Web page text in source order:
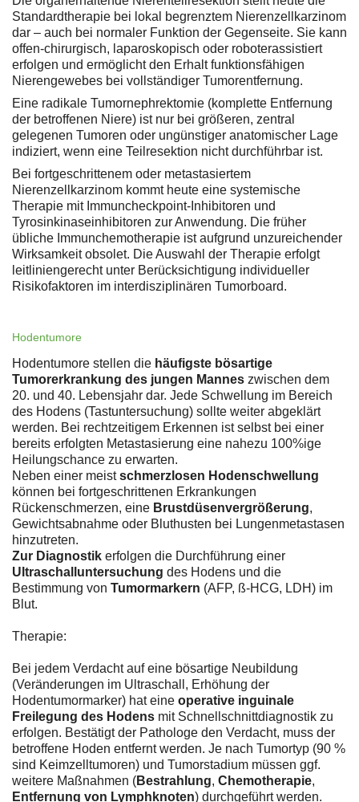
Standardtherapie bei lokal begrenztem Nierenzellkarzinom
dar – auch bei normaler Funktion der Gegenseite. Sie kann
offen-chirurgisch, laparoskopisch oder roboterassistiert
erfolgen und ermöglicht den Erhalt funktionsfähigen
Nierengewebes bei vollständiger Tumorentfernung.
Eine radikale Tumornephrektomie (komplette Entfernung
der betroffenen Niere) ist nur bei größeren, zentral
gelegenen Tumoren oder ungünstiger anatomischer Lage
indiziert, wenn eine Teilresektion nicht durchführbar ist.
Bei fortgeschrittenem oder metastasiertem
Nierenzellkarzinom kommt heute eine systemische
Therapie mit Immuncheckpoint-Inhibitoren und
Tyrosinkinaseinhibitoren zur Anwendung. Die früher
übliche Immunchemotherapie ist aufgrund unzureichender
Wirksamkeit obsolet. Die Auswahl der Therapie erfolgt
leitliniengerecht unter Berücksichtigung individueller
Risikofaktoren im interdisziplinären Tumorboard.
Hodentumore
Hodentumore stellen die häufigste bösartige
Tumorerkrankung des jungen Mannes zwischen dem
20. und 40. Lebensjahr dar. Jede Schwellung im Bereich
des Hodens (Tastuntersuchung) sollte weiter abgeklärt
werden. Bei rechtzeitigem Erkennen ist selbst bei einer
bereits erfolgten Metastasierung eine nahezu 100%ige
Heilungschance zu erwarten.
Neben einer meistschmerzlosen Hodenschwellung
können bei fortgeschrittenen Erkrankungen
Rückenschmerzen, eine Brustdüsenvergrößerung,
Gewichtsabnahme oder Bluthusten bei Lungenmetastasen
hinzutreten.
Zur Diagnostik erfolgen die Durchführung einer
Ultraschalluntersuchung des Hodens und die
Bestimmung von Tumormarkern (AFP, ß-HCG, LDH) im
Blut.
Therapie:
Bei jedem Verdacht auf eine bösartige Neubildung
(Veränderungen im Ultraschall, Erhöhung der
Hodentumormarker) hat eine operative inguinale
Freilegung des Hodens mit Schnellschnittdiagnostik zu
erfolgen. Bestätigt der Pathologe den Verdacht, muss der
betroffene Hoden entfernt werden. Je nach Tumortyp (90 %
sind Keimzelltumoren) und Tumorstadium müssen ggf.
weitere Maßnahmen (Bestrahlung, Chemotherapie,
Entfernung von Lymphknoten) durchgeführt werden.